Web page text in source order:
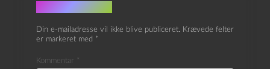
Skriv et svar
Din e-mailadresse vil ikke blive publiceret. Krævede felter
er markeret med *
Kommentar *